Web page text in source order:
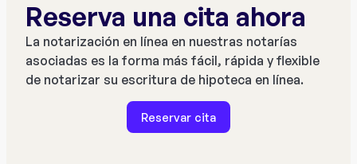
Reserva una cita ahora
La notarización en línea en nuestras notarías
asociadas es la forma más fácil, rápida y flexible
de notarizar su escritura de hipoteca en línea.
Reservar cita